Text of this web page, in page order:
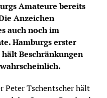
Amateure bereits
Anzeichen
auch noch im
Hamburgs erster
Beschränkungen
Peter Tschentscher hält